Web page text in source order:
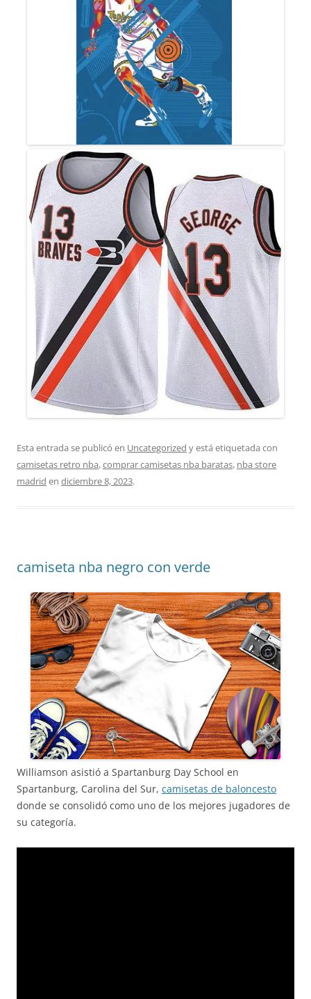
Esta entrada se publicó en Uncategorized y está etiquetada con
camisetas retro nba,comprar camisetas nba baratas, nba store
madrid en diciembre 8, 2023.
camiseta nba negro con verde
Williamson asistió a Spartanburg Day School en
Spartanburg, Carolina del Sur, camisetas de baloncesto
donde se consolidó como uno de los mejores jugadores de
su categoría.